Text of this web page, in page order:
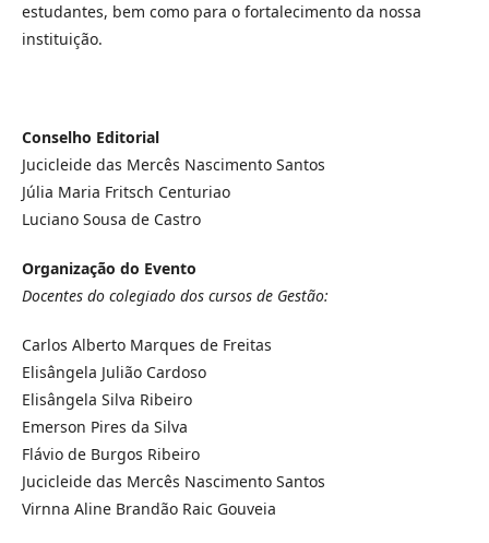
estudantes, bem como para o fortalecimento da nossa
instituição.
Conselho Editorial
Jucicleide das Mercês Nascimento Santos
Júlia Maria Fritsch Centuriao
Luciano Sousa de Castro
Organização do Evento
Docentes do colegiado dos cursos de Gestão:
Carlos Alberto Marques de Freitas
Elisângela Julião Cardoso
Elisângela Silva Ribeiro
Emerson Pires da Silva
Flávio de Burgos Ribeiro
Jucicleide das Mercês Nascimento Santos
Virnna Aline Brandão Raic Gouveia